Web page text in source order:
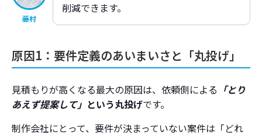
藤村
削減できます。
原因1：要件定義のあいまいさと「丸投げ」
見積もりが高くなる最大の原因は、依頼側による 「とり
あえず提案して」 という丸投げです。
制作会社にとって、要件が決まっていない案件は「どれ